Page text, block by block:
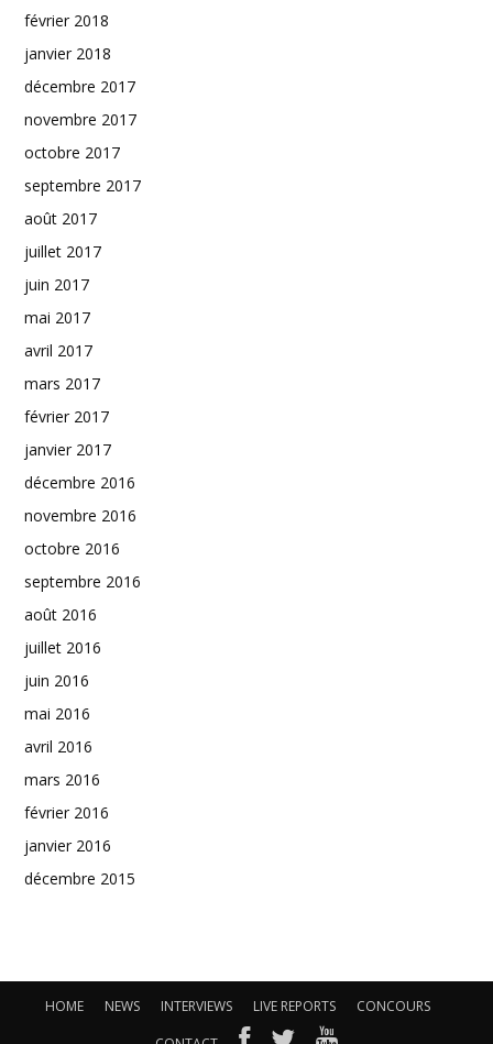
février 2018
janvier 2018
décembre 2017
novembre 2017
octobre 2017
septembre 2017
août 2017
juillet 2017
juin 2017
mai 2017
avril 2017
mars 2017
février 2017
janvier 2017
décembre 2016
novembre 2016
octobre 2016
septembre 2016
août 2016
juillet 2016
juin 2016
mai 2016
avril 2016
mars 2016
février 2016
janvier 2016
décembre 2015
HOME NEWS INTERVIEWS LIVE REPORTS
CONCOURS